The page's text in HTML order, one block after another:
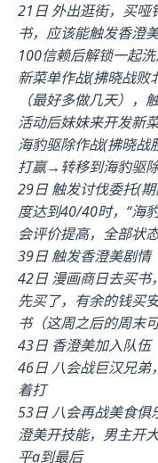
21日 外出逛街，买哑
书，应该能触发香澄
100信赖后解锁一起
新菜单作战(拂晓战败
（最好多做几天），
活动后妹妹来开发新
海豹驱除作战(拂晓战
打赢→转移到海豹驱
29日 触发讨伐委托(
度达到40/40时，“海
会评价提高，全部状
39日 触发香澄美剧情
42日 漫画商日去买书
先买了，有余的钱买
书（这周之后的周末
43日 香澄美加入队伍
46日 八会战巨汉兄弟
着打
53日 八会再战美食俱
澄美开技能，男主开
平a到最后